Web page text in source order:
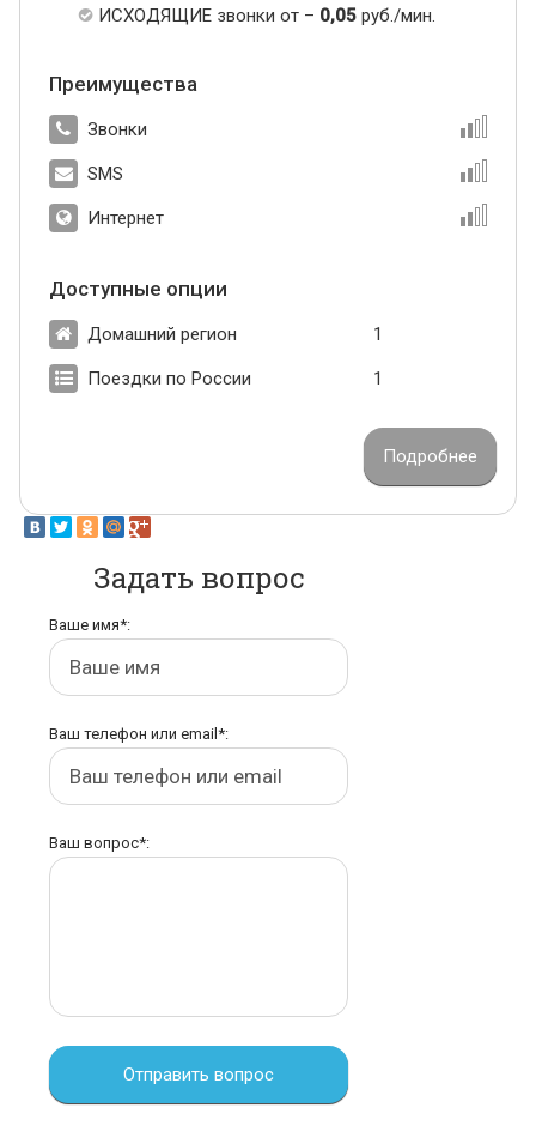
ИСХОДЯЩИЕ звонки от – 0,05 руб./мин.
Преимущества
Звонки
SMS
Интернет
Доступные опции
Домашний регион 1
Поездки по России 1
Подробнее
Задать вопрос
Ваше имя*:
Ваш телефон или email*:
Ваш вопрос*:
Отправить вопрос